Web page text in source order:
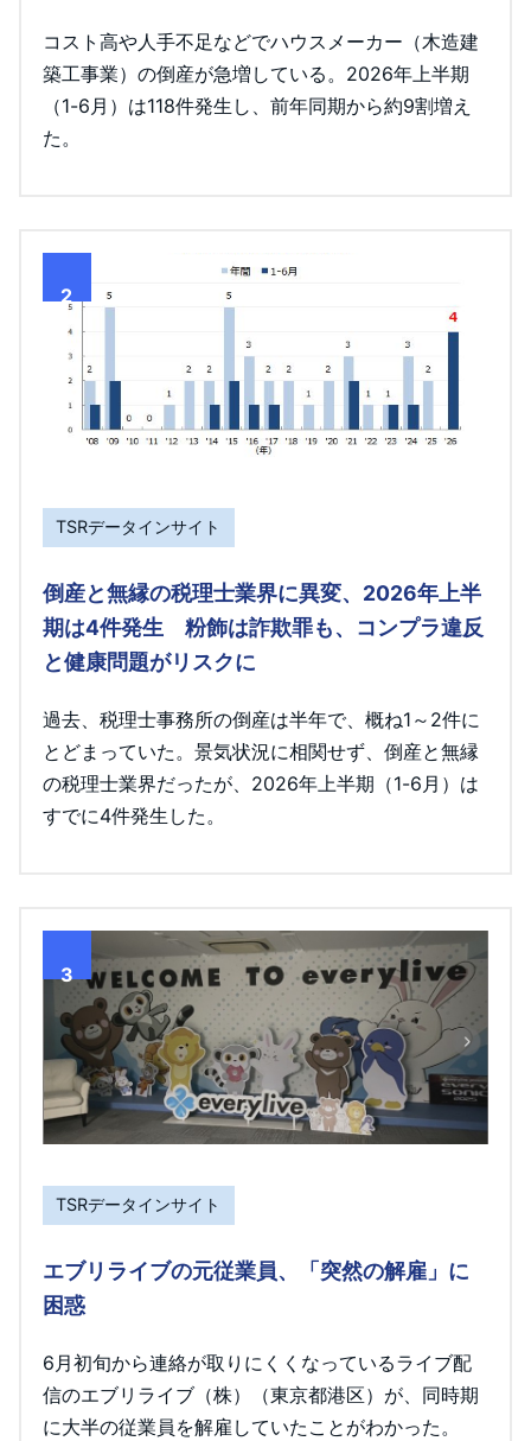
コスト高や人手不足などでハウスメーカー（木造建
築工事業）の倒産が急増している。2026年上半期
（1-6月）は118件発生し、前年同期から約9割増え
た。
2
TSRデータインサイト
倒産と無縁の税理士業界に異変、2026年上半
期は4件発生 粉飾は詐欺罪も、コンプラ違反
と健康問題がリスクに
過去、税理士事務所の倒産は半年で、概ね1～2件に
とどまっていた。景気状況に相関せず、倒産と無縁
の税理士業界だったが、2026年上半期（1-6月）は
すでに4件発生した。
3
TSRデータインサイト
エブリライブの元従業員、「突然の解雇」に
困惑
6月初旬から連絡が取りにくくなっているライブ配
信のエブリライブ（株）（東京都港区）が、同時期
に大半の従業員を解雇していたことがわかった。